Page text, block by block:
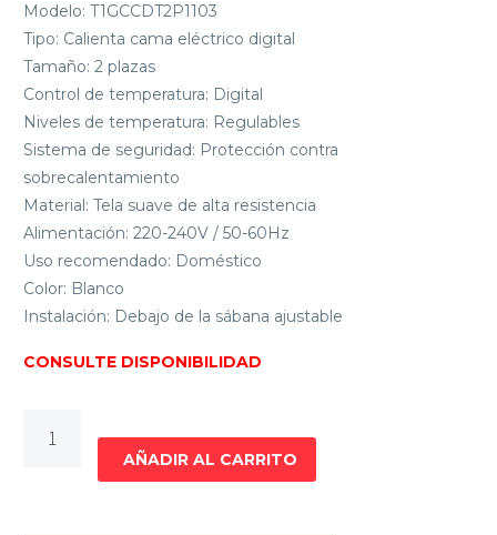
Modelo: T1GCCDT2P1103
Tipo: Calienta cama eléctrico digital
Tamaño: 2 plazas
Control de temperatura: Digital
Niveles de temperatura: Regulables
Sistema de seguridad: Protección contra
sobrecalentamiento
Material: Tela suave de alta resistencia
Alimentación: 220-240V / 50-60Hz
Uso recomendado: Doméstico
Color: Blanco
Instalación: Debajo de la sábana ajustable
CONSULTE DISPONIBILIDAD
CAMA
AÑADIR AL CARRITO